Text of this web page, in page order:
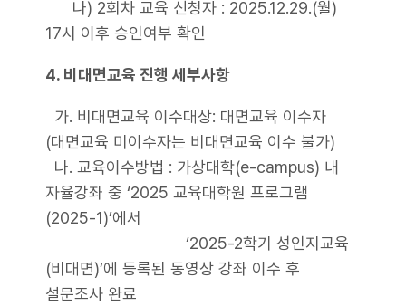
나) 2회차 교육 신청자 : 2025.12.29.(월)
17시 이후 승인여부 확인
4. 비대면교육 진행 세부사항
가. 비대면교육 이수대상: 대면교육 이수자
(대면교육 미이수자는 비대면교육 이수 불가)
나. 교육이수방법 : 가상대학(e-campus) 내
자율강좌 중 ‘2025 교육대학원 프로그램
(2025-1)’에서
‘2025-2학기 성인지교육
(비대면)’에 등록된 동영상 강좌 이수 후
설문조사 완료